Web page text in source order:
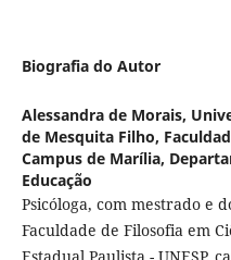
Biografia do Autor
Alessandra de Morais,
de Mesquita Filho,
Campus de Marília,
Educação
Psicóloga, com mestrado e
Faculdade de Filosofia em